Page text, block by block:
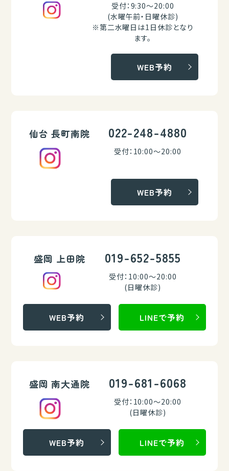
受付：9:30～20:00
(水曜午前・日曜休診)
※第二水曜日は1日休診となり
ます。
WEB予約
仙台 長町南院 022-248-4880
受付：10:00～20:00
WEB予約
盛岡 上田院 019-652-5855
受付：10:00～20:00
(日曜休診)
WEB予約 LINEで予約
盛岡 南大通院 019-681-6068
受付：10:00～20:00
(日曜休診)
WEB予約 LINEで予約